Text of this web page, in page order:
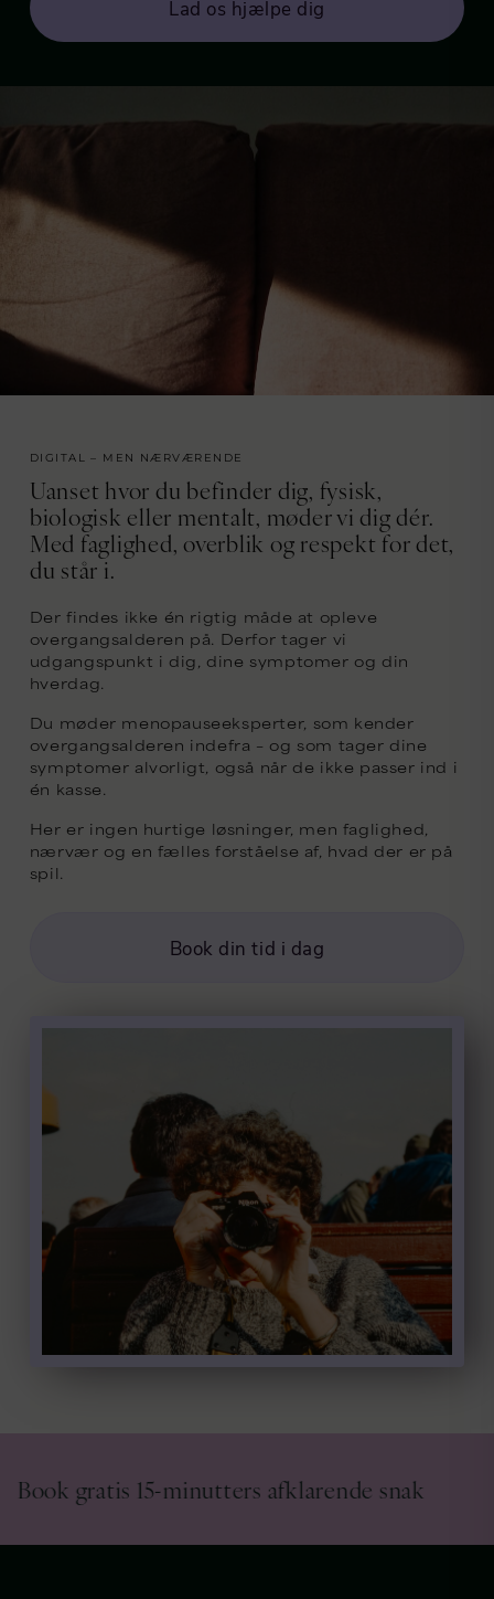
Lad os hjælpe dig
DIGITAL – MEN NÆRVÆRENDE
Uanset hvor du befinder dig, fysisk,
biologisk eller mentalt, møder vi dig dér.
Med faglighed, overblik og respekt for det,
du står i.
Der findes ikke én rigtig måde at opleve
overgangsalderen på. Derfor tager vi
udgangspunkt i dig, dine symptomer og din
hverdag.
Du møder menopauseeksperter, som kender
overgangsalderen indefra – og som tager dine
symptomer alvorligt, også når de ikke passer ind i
én kasse.
Her er ingen hurtige løsninger, men faglighed,
nærvær og en fælles forståelse af, hvad der er på
spil.
Book din tid i dag
15-minutters afklarende snak Book